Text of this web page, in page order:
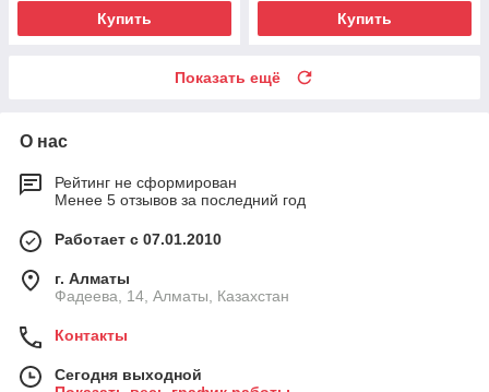
Купить Купить
Показать ещё
О нас
Рейтинг не сформирован
Менее 5 отзывов за последний год
Работает с 07.01.2010
г. Алматы
Фадеева, 14, Алматы, Казахстан
Контакты
Сегодня выходной